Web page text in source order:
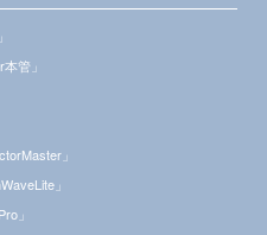
管」
」
」
」